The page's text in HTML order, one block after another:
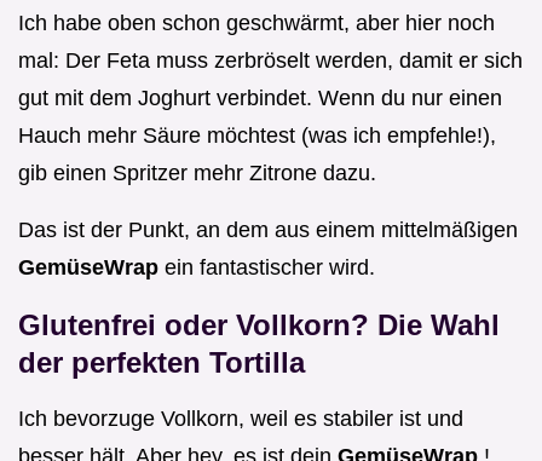
Ich habe oben schon geschwärmt, aber hier noch
mal: Der Feta muss zerbröselt werden, damit er sich
gut mit dem Joghurt verbindet. Wenn du nur einen
Hauch mehr Säure möchtest (was ich empfehle!),
gib einen Spritzer mehr Zitrone dazu.
Das ist der Punkt, an dem aus einem mittelmäßigen
GemüseWrap ein fantastischer wird.
Glutenfrei oder Vollkorn? Die Wahl
der perfekten Tortilla
Ich bevorzuge Vollkorn, weil es stabiler ist und